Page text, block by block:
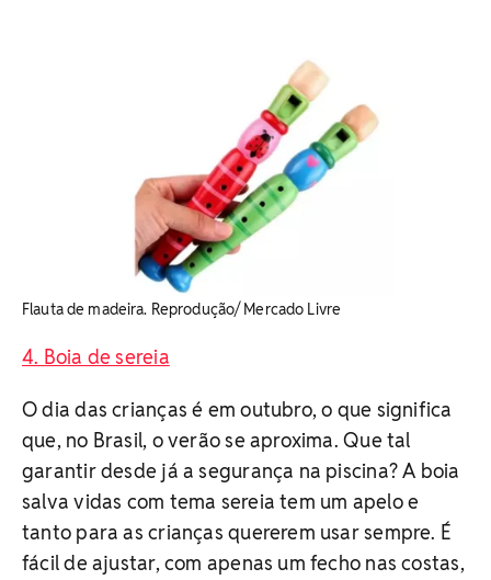
Flauta de madeira. Reprodução/ Mercado Livre
4. Boia de sereia
O dia das crianças é em outubro, o que significa
que, no Brasil, o verão se aproxima. Que tal
garantir desde já a segurança na piscina? A boia
salva vidas com tema sereia tem um apelo e
tanto para as crianças quererem usar sempre. É
fácil de ajustar, com apenas um fecho nas costas,